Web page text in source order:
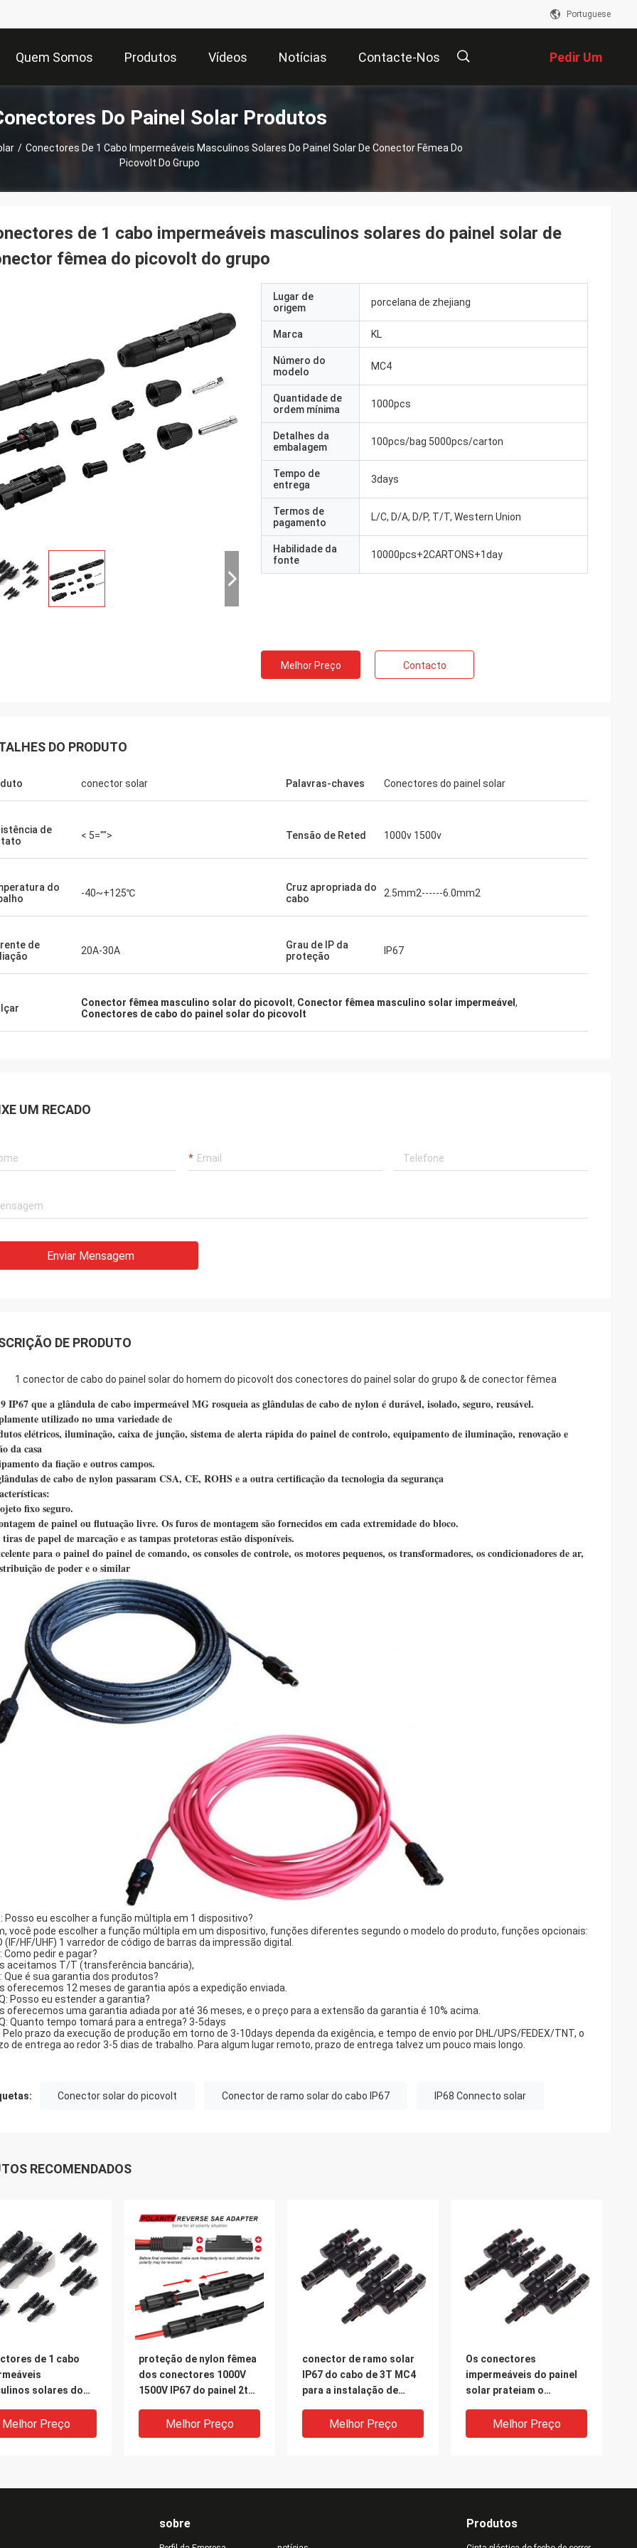
Portuguese
Quem Somos Produtos Vídeos Notícias Contacte-Nos Pedir Um
Orçamento
Do Painel Solar Produtos
/ Conectores De 1 Cabo Impermeáveis Masculinos Solares Do Painel Solar De Conector Fêmea Do
Picovolt Do Grupo
de 1 cabo impermeáveis masculinos solares do painel solar de
fêmea do picovolt do grupo
Lugar de
origem
porcelana de zhejiang
Marca KL
Número do
modelo
MC4
Quantidade de
ordem mínima
1000pcs
Detalhes da
embalagem
100pcs/bag 5000pcs/carton
Tempo de
entrega
3days
Termos de
pagamento
L/C, D/A, D/P, T/T, Western Union
Habilidade da
fonte
10000pcs+2CARTONS+1day
Melhor Preço Contacto
DO PRODUTO
conector solar Palavras-chaves Conectores do painel solar
de
< 5=""> Tensão de Reted 1000v 1500v
do
-40~+125℃
Cruz apropriada do
cabo
2.5mm2------6.0mm2
de
20A-30A
Grau de IP da
proteção
IP67
Conector fêmea masculino solar do picovolt, Conector fêmea masculino solar impermeável ,
Conectores de cabo do painel solar do picovolt
UM RECADO
Enviar Mensagem
DE PRODUTO
1 conector de cabo do painel solar do homem do picovolt dos conectores do painel solar do grupo & de conector fêmea
IP67 que a glândula de cabo impermeável MG rosqueia as glândulas de cabo de nylon é durável, isolado, seguro, reusável.
utilizado no uma variedade de
elétricos, iluminação, caixa de junção, sistema de alerta rápida do painel de controlo, equipamento de iluminação, renovação e
da casa
da fiação e outros campos.
de cabo de nylon passaram CSA, CE, ROHS e a outra certificação da tecnologia da segurança
fixo seguro.
de painel ou flutuação livre. Os furos de montagem são fornecidos em cada extremidade do bloco.
tiras de papel de marcação e as tampas protetoras estão disponíveis.
para o painel do painel de comando, os consoles de controle, os motores pequenos, os transformadores, os condicionadores de ar,
de poder e o similar
Posso eu escolher a função múltipla em 1 dispositivo?
você pode escolher a função múltipla em um dispositivo, funções diferentes segundo o modelo do produto, funções opcionais:
(IF/HF/UHF) 1 varredor de código de barras da impressão digital.
Como pedir e pagar?
aceitamos T/T (transferência bancária),
Que é sua garantia dos produtos?
oferecemos 12 meses de garantia após a expedição enviada.
Posso eu estender a garantia?
oferecemos uma garantia adiada por até 36 meses, e o preço para a extensão da garantia é 10% acima.
Quanto tempo tomará para a entrega? 3-5days
Pelo prazo da execução de produção em torno de 3-10days dependa da exigência, e tempo de envio por DHL/UPS/FEDEX/TNT, o
de entrega ao redor 3-5 dias de trabalho. Para algum lugar remoto, prazo de entrega talvez um pouco mais longo.
Conector solar do picovolt Conector de ramo solar do cabo IP67 IP68 Connecto solar
RECOMENDADOS
de 1 cabo
solares do
do picovolt do
Melhor Preço
proteção de nylon fêmea
dos conectores 1000V
1500V IP67 do painel 2t
Melhor Preço
conector de ramo solar
IP67 do cabo de 3T MC4
para a instalação de
Melhor Preço
Os conectores
impermeáveis do painel
solar prateiam o
estanhado Ip67 do
picovolt do cabo de
Melhor Preço
sobre Produtos